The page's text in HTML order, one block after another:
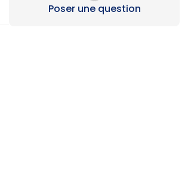
Loading...
Poser une question